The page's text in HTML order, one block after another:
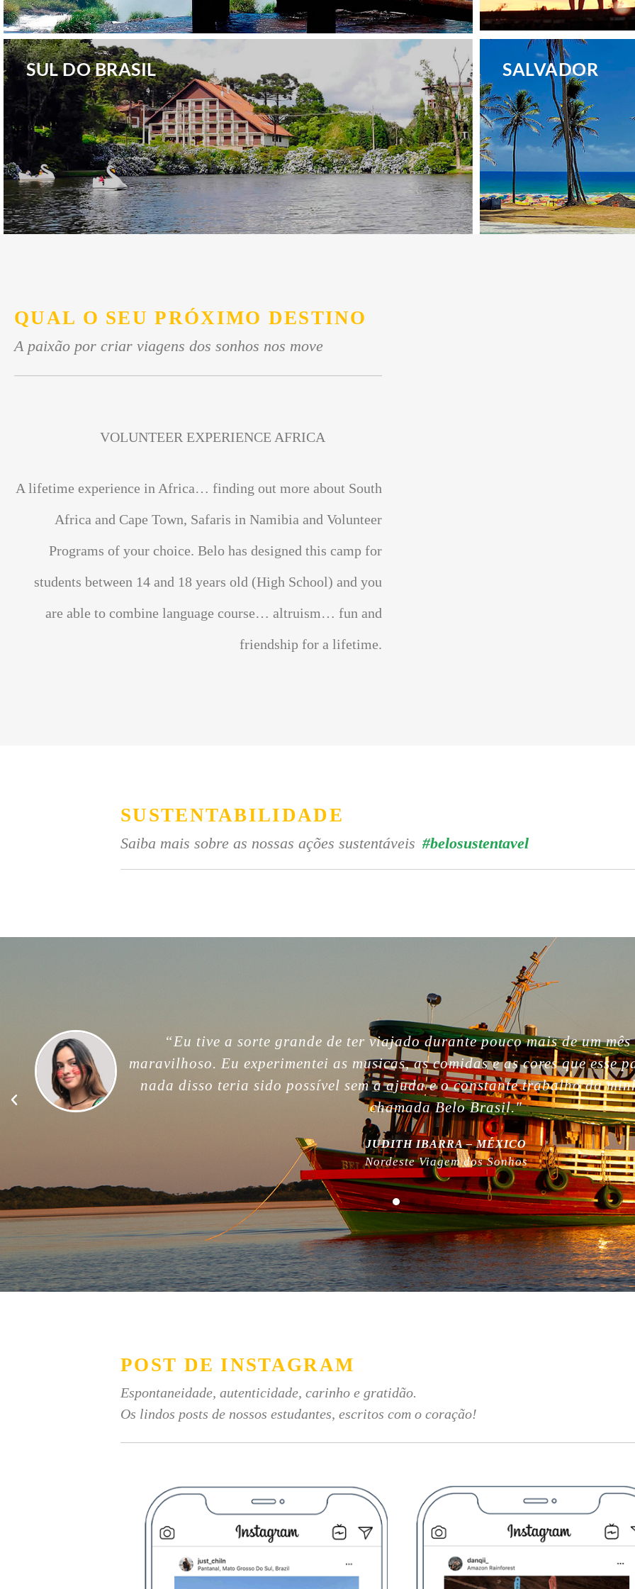
. .
SUL DO BRASIL SALVADOR
QUAL O SEU PRÓXIMO DESTINO
A paixão por criar viagens dos sonhos nos move
VOLUNTEER EXPERIENCE AFRICA
A lifetime experience in Africa… finding out more about South
Africa and Cape Town, Safaris in Namibia and Volunteer
Programs of your choice. Belo has designed this camp for
students between 14 and 18 years old (High School) and you
are able to combine language course… altruism… fun and
friendship for a lifetime.
SUSTENTABILIDADE
Saiba mais sobre as nossas ações sustentáveis #belosustentavel
“For me, this trip was unforgettable. So beautiful people, nature, without
memories. Thank you so much, the best week of my life. So much love for
good work! Plus, thanks for being plastic free!”
MILLA NURMI | FINLÂNDIA
Expedição Amazônia
POST DE INSTAGRAM
Espontaneidade, autenticidade, carinho e gratidão.
Os lindos posts de nossos estudantes, escritos com o coração!